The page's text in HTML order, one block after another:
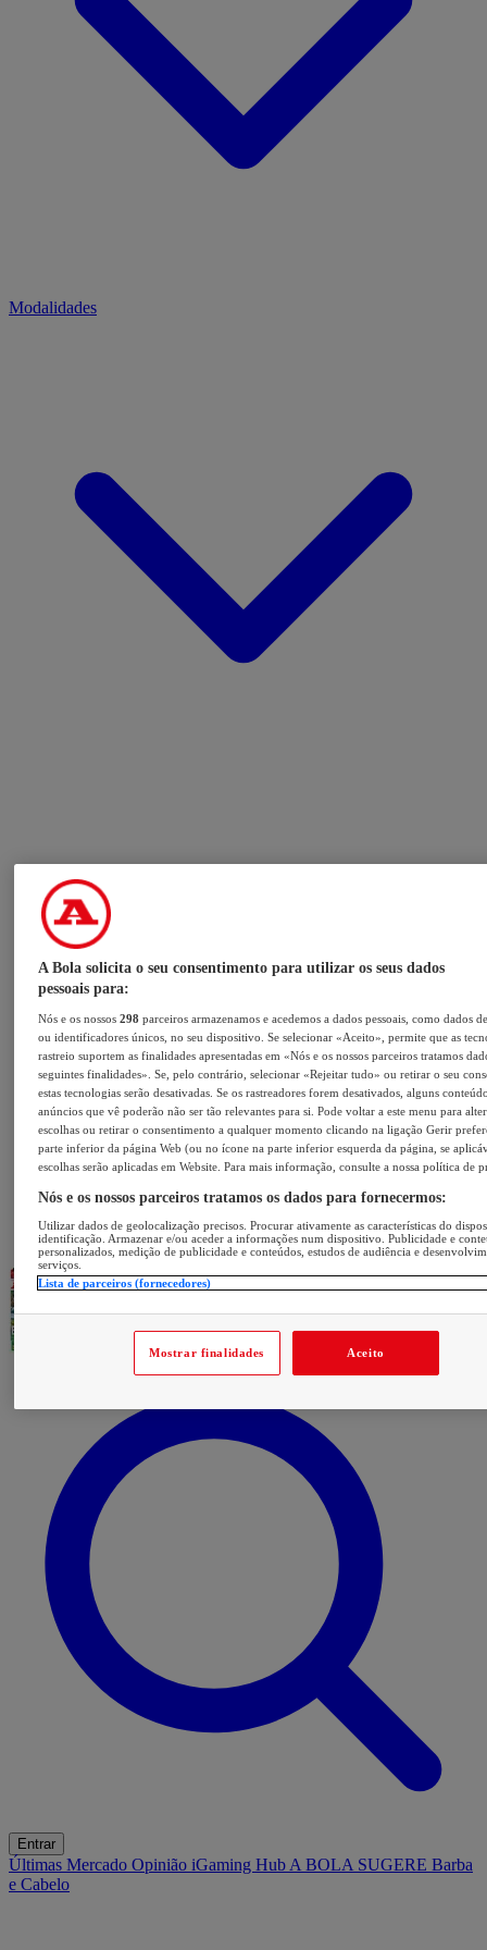
Modalidades
Entrar
Últimas Mercado Opinião iGaming Hub A BOLA SUGERE Barba
e Cabelo
A Bola solicita o seu consentimento para utilizar os seus dados
pessoais para:
Nós e os nossos298 parceiros armazenamos e acedemos a dados pessoais, como dados
ou identificadores únicos, no seu dispositivo. Se selecionar «Aceito», permite que as
rastreio suportem as finalidades apresentadas em «Nós e os nossos parceiros tratamos
seguintes finalidades». Se, pelo contrário, selecionar «Rejeitar tudo» ou retirar o seu
estas tecnologias serão desativadas. Se os rastreadores forem desativados, alguns
anúncios que vê poderão não ser tão relevantes para si. Pode voltar a este menu para
escolhas ou retirar o consentimento a qualquer momento clicando na ligação Gerir
parte inferior da página Web (ou no ícone na parte inferior esquerda da página, se
escolhas serão aplicadas em Website. Para mais informação, consulte a nossa política de
Nós e os nossos parceiros tratamos os dados para fornecermos:
Utilizar dados de geolocalização precisos. Procurar ativamente as características do
identificação. Armazenar e/ou aceder a informações num dispositivo. Publicidade e
personalizados, medição de publicidade e conteúdos, estudos de audiência e
serviços.
Lista de parceiros (fornecedores)
Mostrar finalidades Aceito